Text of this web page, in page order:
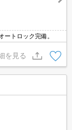
ートロック完備。
を見る